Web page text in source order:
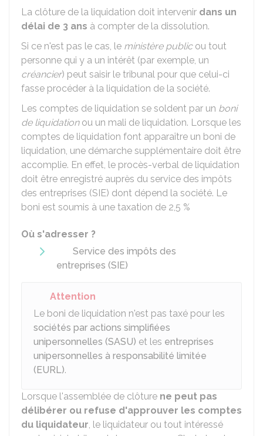
La clôture de la liquidation doit intervenir dans un
délai de 3 ans à compter de la dissolution.
Si ce n'est pas le cas, le ministère publicou tout
personne qui y a un intérêt (par exemple, un
créancier) peut saisir le tribunal pour que celui-ci
fasse procéder à la liquidation de la société.
Les comptes de liquidation se soldent par un boni
de liquidationou un mali de liquidation. Lorsque les
comptes de liquidation font apparaître un boni de
liquidation, une démarche supplémentaire doit être
accomplie. En effet, le procès-verbal de liquidation
doit être enregistré auprès du service des impôts
des entreprises (SIE) dont dépend la société. Le
boni est soumis à une taxation de 2,5 %
Où s'adresser ?
Service des impôts des
entreprises (SIE)
Attention
Le boni de liquidation n'est pas taxé pour les
sociétés par actions simplifiées
unipersonnelles (SASU) et les entreprises
unipersonnelles à responsabilité limitée
(EURL).
Lorsque l'assemblée de clôture ne peut pas
délibérer ou refuse d'approuver les comptes
du liquidateur, le liquidateur ou tout intéressé